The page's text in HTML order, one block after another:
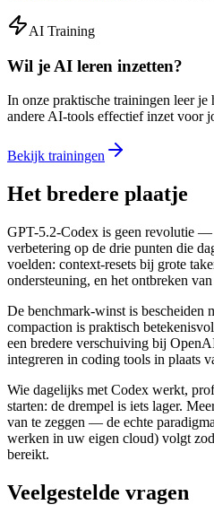
AI Training
Wil je AI leren inzetten?
In onze praktische trainingen leer je
andere AI-tools effectief inzet voor
Bekijk trainingen
Het bredere plaatje
GPT-5.2-Codex is geen revolutie —
verbetering op de drie punten die
voelden: context-resets bij grote
ondersteuning, en het ontbreken
De benchmark-winst is bescheiden
compaction is praktisch
een bredere verschuiving bij
integreren in coding tools in plaats
Wie dagelijks met Codex werkt,
starten: de drempel is iets lager.
van te zeggen — de echte
werken in uw eigen cloud) volgt
bereikt.
Veelgestelde vragen